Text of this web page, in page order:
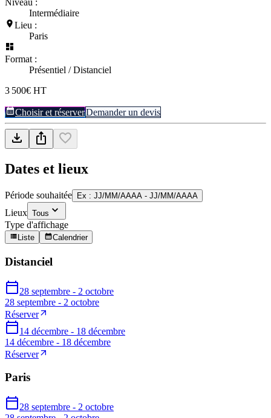
Niveau :
Intermédiaire
Lieu :
Paris
Format :
Présentiel / Distanciel
3 500€ HT
Choisir et réserverDemander un devis
Dates et lieux
Période souhaitée Ex : JJ/MM/AAAA - JJ/MM/AAAA
Lieux Tous
Type d'affichage
Liste Calendrier
Distanciel
28 septembre - 2 octobre
28 septembre - 2 octobre
Réserver
14 décembre - 18 décembre
14 décembre - 18 décembre
Réserver
Paris
28 septembre - 2 octobre